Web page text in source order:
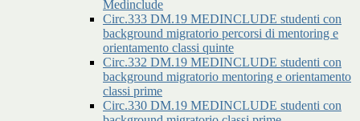
Medinclude
Circ.333 DM.19 MEDINCLUDE studenti con
background migratorio percorsi di mentoring e
orientamento classi quinte
Circ.332 DM.19 MEDINCLUDE studenti con
background migratorio mentoring e orientamento
classi prime
Circ.330 DM.19 MEDINCLUDE studenti con